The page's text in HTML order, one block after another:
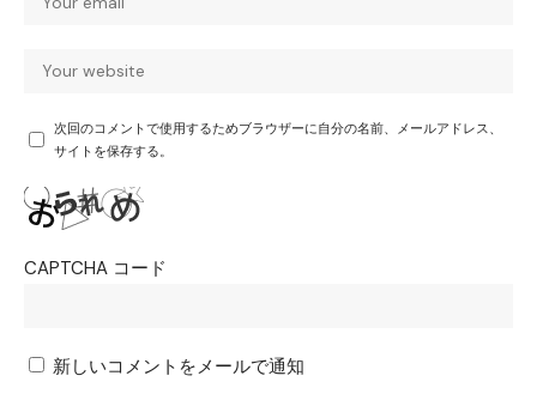
次回のコメントで使用するためブラウザーに自分の名前、メールアドレス、
サイトを保存する。
CAPTCHA コード
新しいコメントをメールで通知